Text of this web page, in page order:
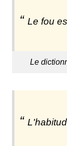
Le fou
Le